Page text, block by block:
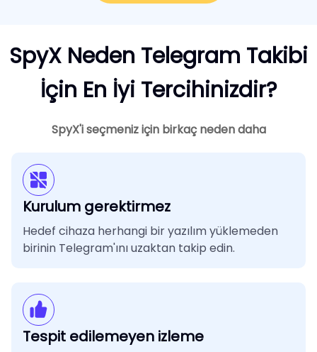
SpyX Neden Telegram Takibi
İçin En İyi Tercihinizdir?
SpyX'i seçmeniz için birkaç neden daha
Kurulum gerektirmez
Hedef cihaza herhangi bir yazılım yüklemeden
birinin Telegram'ını uzaktan takip edin.
Tespit edilemeyen izleme